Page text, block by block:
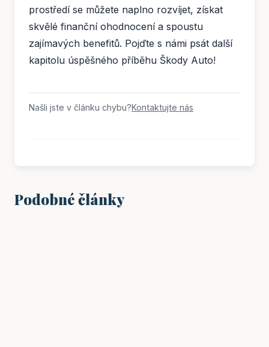
prostředí se můžete naplno rozvíjet, získat
skvělé finanční ohodnocení a spoustu
zajímavých benefitů. Pojďte s námi psát další
kapitolu úspěšného příběhu Škody Auto!
Našli jste v článku chybu?Kontaktujte nás
Podobné články